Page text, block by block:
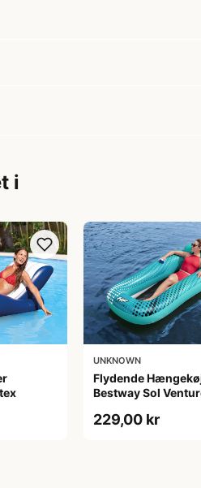
i
UNKNOWN
Flydende
Bestway Sol
229,00 kr